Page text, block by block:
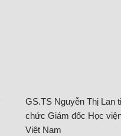
GS.TS Nguyễn Thị Lan
chức Giám đốc Học
Việt Nam